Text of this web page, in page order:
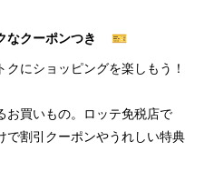
なクーポンつき 🎫
にショッピングを楽しもう！
お買いもの。ロッテ免税店で
で割引クーポンやうれしい特典